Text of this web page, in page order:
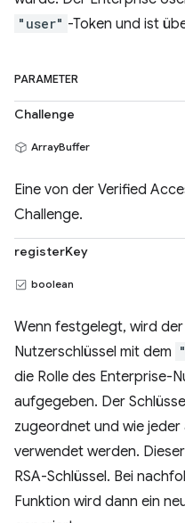
"user" -Token und ist
PARAMETER
Challenge
ArrayBuffer
Eine von der Verified
Challenge.
registerKey
boolean
Wenn festgelegt, wird
Nutzerschlüssel mit dem
die Rolle des Enterprise-
aufgegeben. Der
zugeordnet und wie
verwendet werden.
RSA-Schlüssel. Bei
Funktion wird dann ein